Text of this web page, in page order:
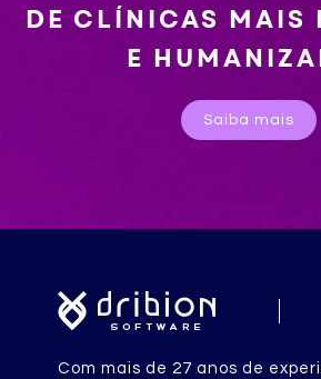
DE CLÍNICAS MAIS
E
Saiba mais
Com mais de 27 anos de